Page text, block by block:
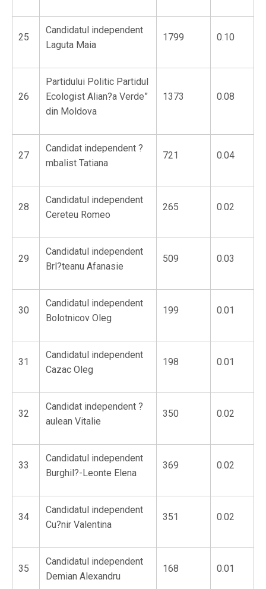
25
Candidatul independent
Laguta Maia
1799 0.10
26
Partidului Politic Partidul
Ecologist Alian?a Verde”
din Moldova
1373 0.08
27
Candidat independent ?
mbalist Tatiana
721 0.04
28
Candidatul independent
Cereteu Romeo
265 0.02
29
Candidatul independent
Brl?teanu Afanasie
509 0.03
30
Candidatul independent
Bolotnicov Oleg
199 0.01
31
Candidatul independent
Cazac Oleg
198 0.01
32
Candidat independent ?
aulean Vitalie
350 0.02
33
Candidatul independent
Burghil?-Leonte Elena
369 0.02
34
Candidatul independent
Cu?nir Valentina
351 0.02
35
Candidatul independent
Demian Alexandru
168 0.01